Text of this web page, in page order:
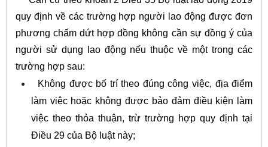
quy định về các trường hợp người lao động được đơn
phương chấm dứt hợp đồng không cần sự đồng ý của
người sử dụng lao động nếu thuộc về một trong các
trường hợp sau:
Không được bố trí theo đúng công việc, địa điểm
làm việc hoặc không được bảo đảm điều kiện làm
việc theo thỏa thuận, trừ trường hợp quy định tại
Điều 29 của Bộ luật này;